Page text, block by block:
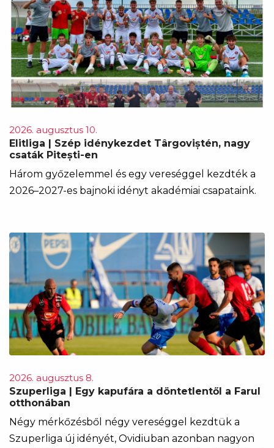
2026. augusztus 10.
Elitliga | Szép idénykezdet Târgoviștén, nagy
csaták Pitești-en
Három győzelemmel és egy vereséggel kezdték a
2026–2027-es bajnoki idényt akadémiai csapataink.
2026. augusztus 8.
Szuperliga | Egy kapufára a döntetlentől a Farul
otthonában
Négy mérkőzésből négy vereséggel kezdtük a
Szuperliga új idényét, Ovidiuban azonban nagyon